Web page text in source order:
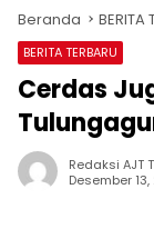
Beranda BERITA
BERITA TERBARU
Cerdas
Redaksi AJT
Desember 13,